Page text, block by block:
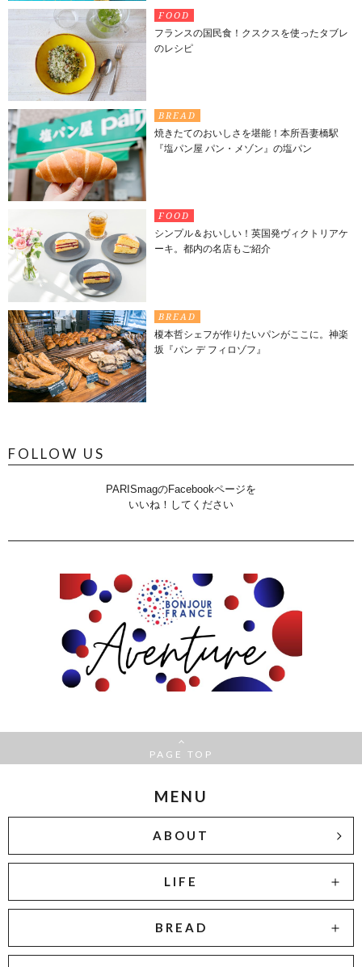
FOOD
フランスの国民食！クスクスを使ったタブレ
のレシピ
BREAD
焼きたてのおいしさを堪能！本所吾妻橋駅
『塩パン屋 パン・メゾン』の塩パン
FOOD
シンプル＆おいしい！英国発ヴィクトリアケ
ーキ。都内の名店もご紹介
BREAD
榎本哲シェフが作りたいパンがここに。神楽
坂『パン デ フィロゾフ』
FOLLOW US
PARISmagのFacebookページを
いいね！してください
PAGE TOP
MENU
ABOUT
LIFE
BREAD